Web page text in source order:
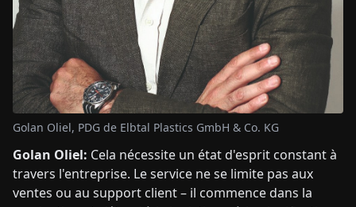
Golan Oliel, PDG de Elbtal Plastics GmbH & Co. KG
Golan Oliel: Cela nécessite un état d'esprit constant à
travers l'entreprise. Le service ne se limite pas aux
ventes ou au support client – il commence dans la